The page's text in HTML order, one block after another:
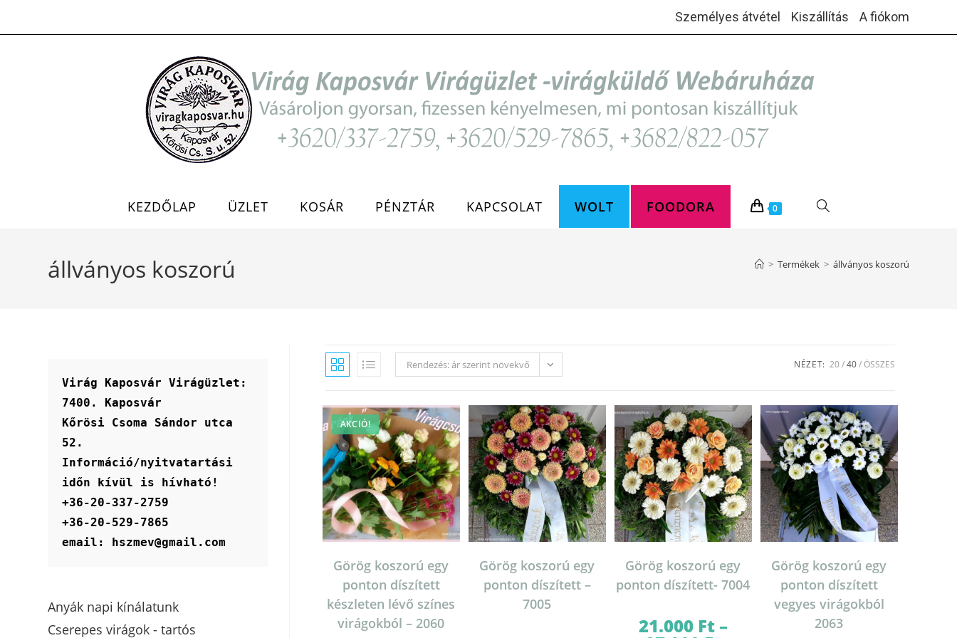
Személyes átvétel Kiszállítás A fiókom
KEZDŐLAP ÜZLET KOSÁR PÉNZTÁR KAPCSOLAT WOLT FOODORA 0 TOGGLE
állványos koszorú > Termékek > állványos koszorú
Rendezés: ár szerint növekvő NÉZET: 20 40 ÖSSZES
AKCIÓ!
Görög koszorú egy
ponton díszített
készleten lévő színes
virágokból – 2060
Görög koszorú egy
ponton díszített –
7005
Görög koszorú egy
ponton díszített- 7004
21.000 Ft–
Görög koszorú egy
ponton díszített
vegyes virágokból
2063
Virág Kaposvár Virágüzlet:
7400. Kaposvár
Kőrösi Csoma Sándor utca
52.
Információ/nyitvatartási
időn kívül is hívható!
+36-20-337-2759
+36-20-529-7865
email: hszmev@gmail.com
Anyák napi kínálatunk
Cserepes virágok - tartós